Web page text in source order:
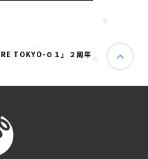
TOKYO-０１」２周年